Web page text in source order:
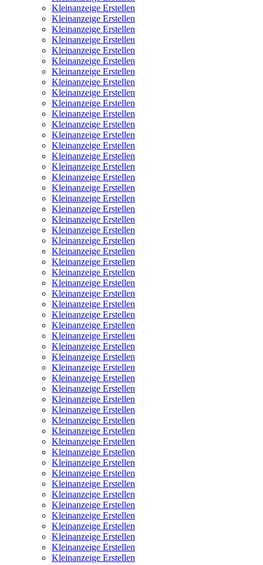
Kleinanzeige Erstellen
Kleinanzeige Erstellen
Kleinanzeige Erstellen
Kleinanzeige Erstellen
Kleinanzeige Erstellen
Kleinanzeige Erstellen
Kleinanzeige Erstellen
Kleinanzeige Erstellen
Kleinanzeige Erstellen
Kleinanzeige Erstellen
Kleinanzeige Erstellen
Kleinanzeige Erstellen
Kleinanzeige Erstellen
Kleinanzeige Erstellen
Kleinanzeige Erstellen
Kleinanzeige Erstellen
Kleinanzeige Erstellen
Kleinanzeige Erstellen
Kleinanzeige Erstellen
Kleinanzeige Erstellen
Kleinanzeige Erstellen
Kleinanzeige Erstellen
Kleinanzeige Erstellen
Kleinanzeige Erstellen
Kleinanzeige Erstellen
Kleinanzeige Erstellen
Kleinanzeige Erstellen
Kleinanzeige Erstellen
Kleinanzeige Erstellen
Kleinanzeige Erstellen
Kleinanzeige Erstellen
Kleinanzeige Erstellen
Kleinanzeige Erstellen
Kleinanzeige Erstellen
Kleinanzeige Erstellen
Kleinanzeige Erstellen
Kleinanzeige Erstellen
Kleinanzeige Erstellen
Kleinanzeige Erstellen
Kleinanzeige Erstellen
Kleinanzeige Erstellen
Kleinanzeige Erstellen
Kleinanzeige Erstellen
Kleinanzeige Erstellen
Kleinanzeige Erstellen
Kleinanzeige Erstellen
Kleinanzeige Erstellen
Kleinanzeige Erstellen
Kleinanzeige Erstellen
Kleinanzeige Erstellen
Kleinanzeige Erstellen
Kleinanzeige Erstellen
Kleinanzeige Erstellen